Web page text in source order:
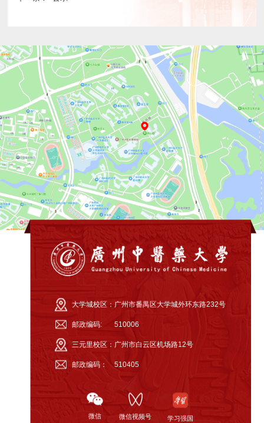
大学城校区： 广州市番禺区大学城外环东路232号
邮政编码: 510006
三元里校区： 广州市白云区机场路12号
邮政编码： 510405
微信 微信视频号 学习强国